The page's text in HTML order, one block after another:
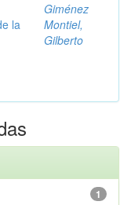
la
Giménez
Montiel,
Gilberto
1